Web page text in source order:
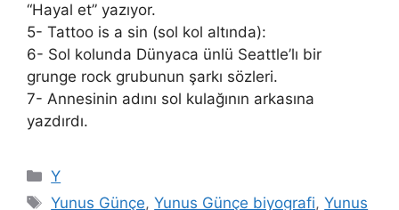
“Hayal et” yazıyor.
5- Tattoo is a sin (sol kol altında):
6- Sol kolunda Dünyaca ünlü Seattle’lı bir
grunge rock grubunun şarkı sözleri.
7- Annesinin adını sol kulağının arkasına
yazdırdı.
Kategoriler
Y
Etiketler
Yunus Günçe,Yunus Günçe biyografi,Yunus